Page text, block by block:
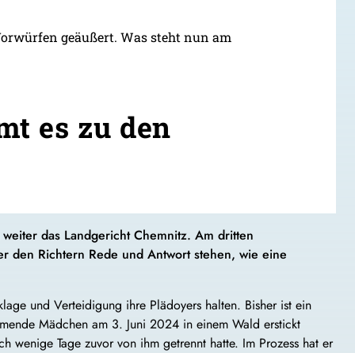
geäußert. Was steht nun am
es zu den
das Landgericht Chemnitz. Am dritten
den Richtern Rede und Antwort stehen, wie eine
und Verteidigung ihre Plädoyers halten. Bisher ist ein
Mädchen am 3. Juni 2024 in einem Wald erstickt
wenige Tage zuvor von ihm getrennt hatte. Im Prozess hat er